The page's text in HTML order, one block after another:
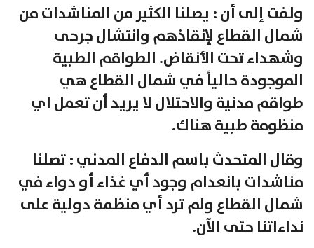
ولفت إلى أن : يصلنا الكثير من المناشدات من
شمال القطاع لإنقاذهم وانتشال جرحى
وشهداء تحت الأنقاض. الطواقم الطبية
الموجودة حالياً في شمال القطاع هي
طواقم مدنية والاحتلال لا يريد أن تعمل اي
منظومة طبية هناك.
وقال المتحدث باسم الدفاع المدني : تصلنا
مناشدات بانعدام وجود أي غذاء أو دواء في
شمال القطاع ولم ترد أي منظمة دولية على
نداءاتنا حتى الآن.